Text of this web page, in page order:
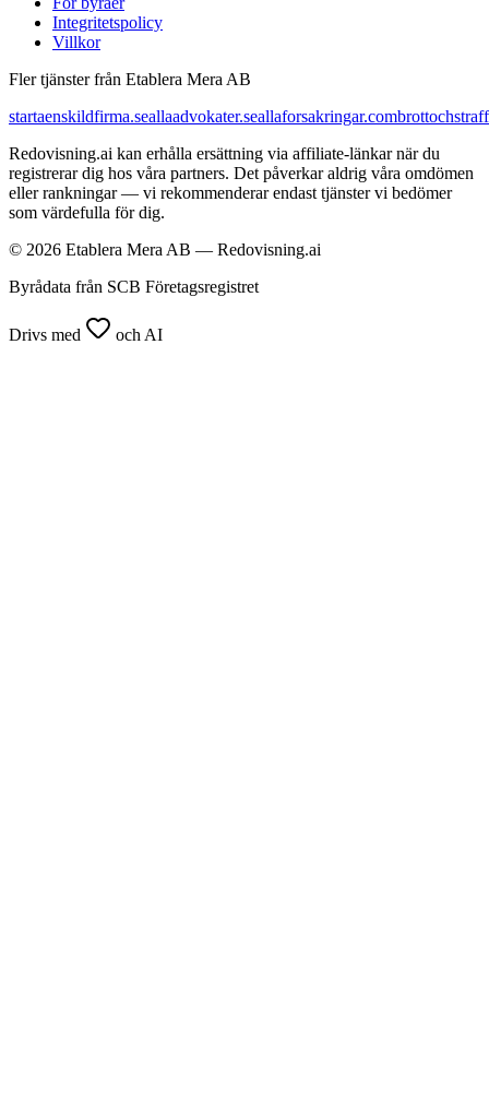
Integritetspolicy
Villkor
Fler tjänster från Etablera Mera AB
startaenskildfirma.seallaadvokater.seallaforsakringar.com
Redovisning.ai kan erhålla ersättning via affiliate-länkar när du
registrerar dig hos våra partners. Det påverkar aldrig våra omdömen
eller rankningar — vi rekommenderar endast tjänster vi bedömer
som värdefulla för dig.
© 2026 Etablera Mera AB — Redovisning.ai
Byrådata från SCB Företagsregistret
Drivs med och AI